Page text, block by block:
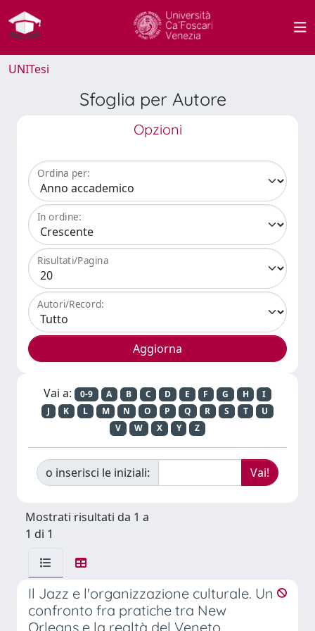
UNITesi
Sfoglia per Autore
Opzioni
Ordina per:
In ordine:
Risultati/Pagina
Autori/Record:
Vai a: 0-9 A B C D E F G H
I
J
K L M N O P Q R S T
U
V
W X Y Z
o inserisci le iniziali:
Mostrati risultati da 1 a
1 di 1
Il Jazz e l'organizzazione culturale. Un
confronto fra pratiche tra New
Orleans e la realtà del Veneto